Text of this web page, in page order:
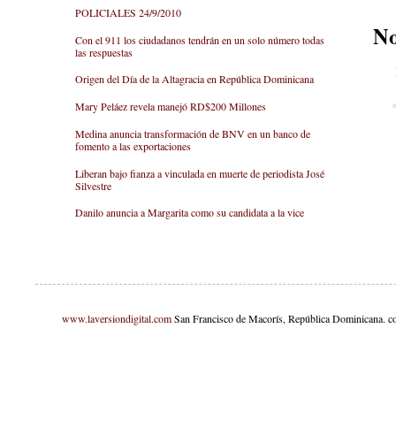
POLICIALES 24/9/2010
Con el 911 los ciudadanos tendrán en un solo número todas
las respuestas
Origen del Día de la Altagracia en República Dominicana
Mary Peláez revela manejó RD$200 Millones
Medina anuncia transformación de BNV en un banco de
fomento a las exportaciones
Liberan bajo fianza a vinculada en muerte de periodista José
Silvestre
Danilo anuncia a Margarita como su candidata a la vice
www.laversiondigital.comSan Francisco de Macorís, República Dominicana.